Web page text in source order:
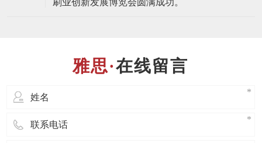
在线留言